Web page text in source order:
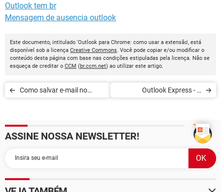
Outlook tem br
Mensagem de ausencia outlook
Este documento, intitulado 'Outlook para Chrome: como usar a extensão', está
disponível sob a licença Creative Commons . Você pode copiar e/ou modificar o
conteúdo desta página com base nas condições estipuladas pela licença. Não se
esqueça de creditar o CCM (br.ccm.net) ao utilizar este artigo.
Como salvar e-mail no
Outlook Express - A
ASSINE NOSSA NEWSLETTER!